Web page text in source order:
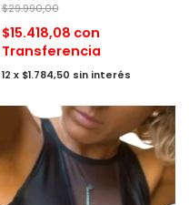
$29.990,00
$15.418,08 con
Transferencia
12 x $1.784,50 sin interés